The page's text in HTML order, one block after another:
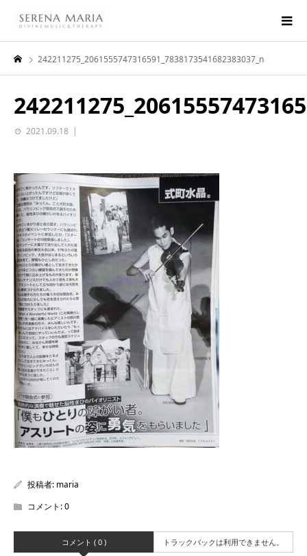
242211275_2061555747316591_7838173541682383037_n
2021.09.18
投稿者: maria
コメント:0
コメント ( 0 ) トラックバックは利用できません。